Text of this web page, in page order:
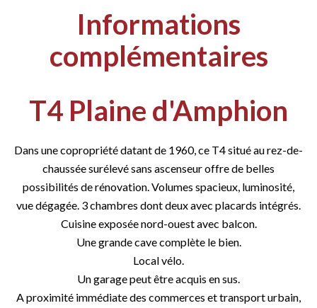
Informations
complémentaires
T4 Plaine d'Amphion
Dans une copropriété datant de 1960, ce T4 situé au rez-de-
chaussée surélevé sans ascenseur offre de belles
possibilités de rénovation. Volumes spacieux, luminosité,
vue dégagée. 3 chambres dont deux avec placards intégrés.
Cuisine exposée nord-ouest avec balcon.
Une grande cave complète le bien.
Local vélo.
Un garage peut être acquis en sus.
A proximité immédiate des commerces et transport urbain,